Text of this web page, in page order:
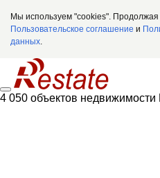
Мы используем "cookies".
Пользовательское соглашение и
данных.
4 050 объектов